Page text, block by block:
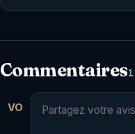
Commentaires1
VO